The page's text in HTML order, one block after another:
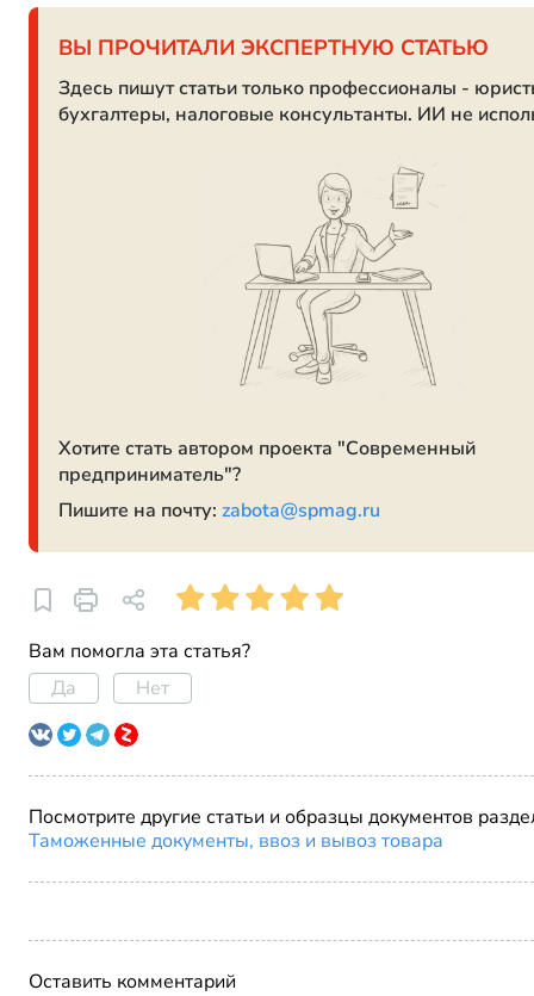
ВЫ ПРОЧИТАЛИ ЭКСПЕРТНУЮ СТАТЬЮ
Здесь пишут статьи только профессионалы -
бухгалтеры, налоговые консультанты. ИИ не
Хотите стать автором проекта "Современный
предприниматель"?
Пишите на почту: zabota@spmag.ru
Вам помогла эта статья?
Да
Нет
Посмотрите другие статьи и образцы документов
Таможенные документы, ввоз и вывоз товара
Оставить комментарий